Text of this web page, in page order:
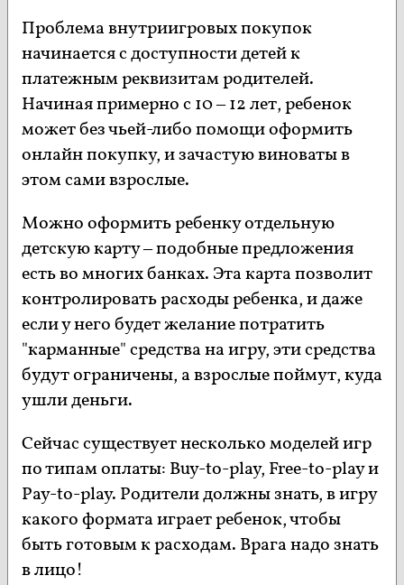
Проблема внутриигровых покупок
начинается с доступности детей к
платежным реквизитам родителей.
Начиная примерно с 10 – 12 лет, ребенок
может без чьей-либо помощи оформить
онлайн покупку, и зачастую виноваты в
этом сами взрослые.
Можно оформить ребенку отдельную
детскую карту – подобные предложения
есть во многих банках. Эта карта позволит
контролировать расходы ребенка, и даже
если у него будет желание потратить
"карманные" средства на игру, эти средства
будут ограничены, а взрослые поймут, куда
ушли деньги.
Сейчас существует несколько моделей игр
по типам оплаты: Buy-to-play, Free-to-play и
Pay-to-play. Родители должны знать, в игру
какого формата играет ребенок, чтобы
быть готовым к расходам. Врага надо знать
в лицо!